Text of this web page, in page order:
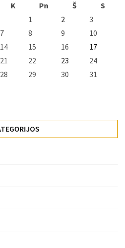
K Pn Š
S
1
2
3
7 8 9
10
14 15 16
17
21 22 23
24
28 29 30 31